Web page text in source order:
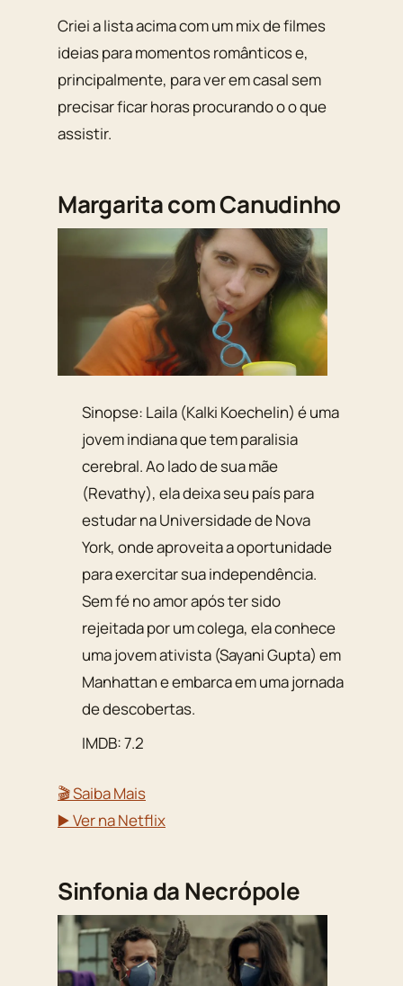
Criei a lista acima com um mix de filmes
ideias para momentos românticos e,
principalmente, para ver em casal sem
precisar ficar horas procurando o o que
assistir.
Margarita com Canudinho
Sinopse: Laila (Kalki Koechelin) é uma
jovem indiana que tem paralisia
cerebral. Ao lado de sua mãe
(Revathy), ela deixa seu país para
estudar na Universidade de Nova
York, onde aproveita a oportunidade
para exercitar sua independência.
Sem fé no amor após ter sido
rejeitada por um colega, ela conhece
uma jovem ativista (Sayani Gupta) em
Manhattan e embarca em uma jornada
de descobertas.
IMDB: 7.2
🎬 Saiba Mais
▶️ Ver na Netflix
Sinfonia da Necrópole